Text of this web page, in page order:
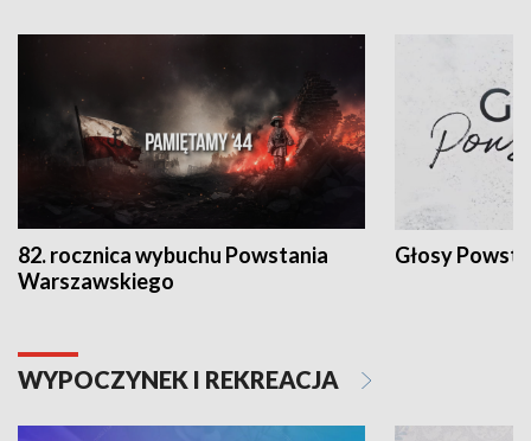
82. rocznica wybuchu Powstania
Warszawskiego
Głosy
WYPOCZYNEK I REKREACJA